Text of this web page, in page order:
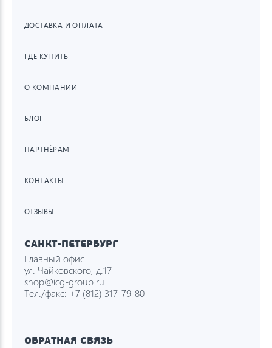
ДОСТАВКА И ОПЛАТА
ГДЕ КУПИТЬ
О КОМПАНИИ
БЛОГ
ПАРТНЁРАМ
КОНТАКТЫ
ОТЗЫВЫ
САНКТ-ПЕТЕРБУРГ
Главный офис
ул. Чайковского, д.17
shop@icg-group.ru
Тел./факс: +7 (812) 317-79-80
ОБРАТНАЯ СВЯЗЬ